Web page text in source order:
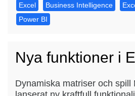
Excel Business Intelligence
Power BI
Nya funktioner i
Dynamiska matriser och spill